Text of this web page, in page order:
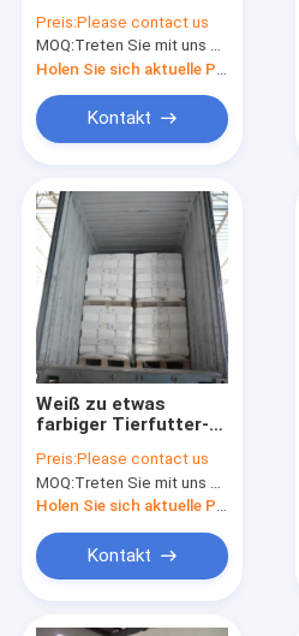
99%
Preis:Please contact us
MOQ:Treten Sie mit uns bitte in Verbindung
Kontakt
Weiß zu etwas
farbiger Tierfutter-
Pulver-Titandioxid
Anatase
Preis:Please contact us
MOQ:Treten Sie mit uns bitte in Verbindung
Kontakt